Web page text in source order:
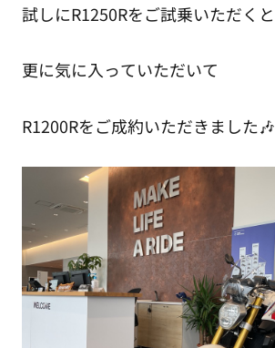
試しにR1250Rをご試乗いただくと
更に気に入っていただいて
R1200Rをご成約いただきました🎶